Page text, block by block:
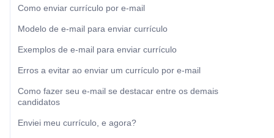
Como enviar currículo por e-mail
Modelo de e-mail para enviar currículo
Exemplos de e-mail para enviar currículo
Erros a evitar ao enviar um currículo por e-mail
Como fazer seu e-mail se destacar entre os demais
candidatos
Enviei meu currículo, e agora?